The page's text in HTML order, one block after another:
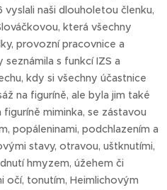
naši dlouholetou členku,
která všechny
provozní pracovnice a
s funkcí IZS a
kdy si všechny účastnice
na figuríně, ale byla jim také
miminka, se zástavou
popáleninami, podchlazením a
stavy, otravou, uštknutími,
hmyzem, úžehem či
očí, tonutím, Heimlichovým